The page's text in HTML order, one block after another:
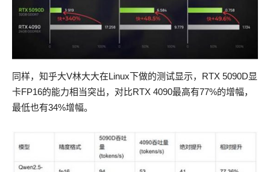
同样，知乎大V林大大在Linux下做的测试显示，RTX 5090D显
卡FP16的能力相当突出，对比RTX 4090最高有77%的增幅，
最低也有34%增幅。